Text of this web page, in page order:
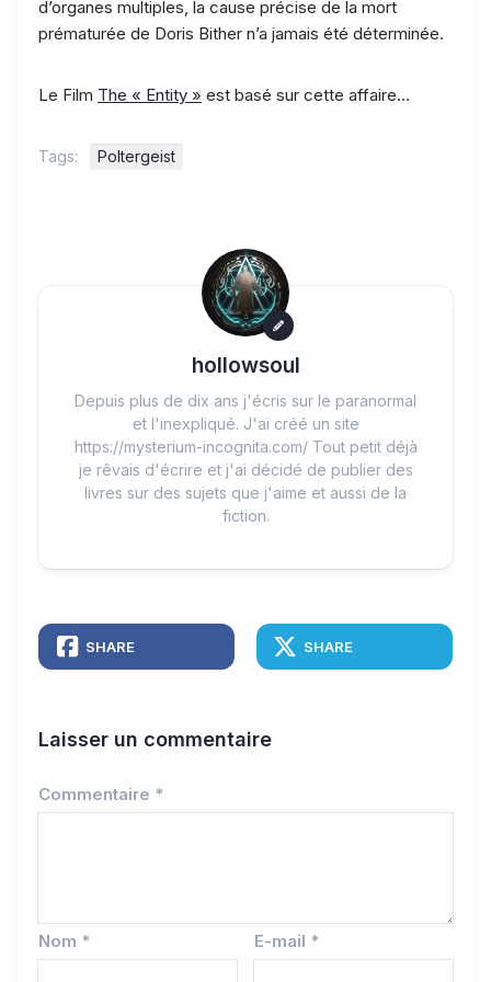
d’organes multiples, la cause précise de la mort
prématurée de Doris Bither n’a jamais été déterminée.
Le Film The « Entity » est basé sur cette affaire…
Tags: Poltergeist
hollowsoul
Depuis plus de dix ans j'écris sur le paranormal
et l'inexpliqué. J'ai créé un site
https://mysterium-incognita.com/ Tout petit déjà
je rêvais d'écrire et j'ai décidé de publier des
livres sur des sujets que j'aime et aussi de la
fiction.
SHARE SHARE
Laisser un commentaire
Commentaire *
Nom * E-mail *